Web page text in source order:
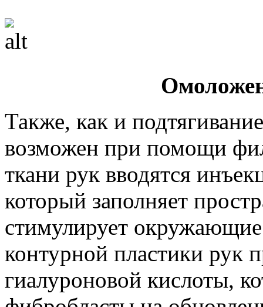
Также, как и
возможен при помощи
ткани рук вводятся
который заполняет
стимулирует
контурной пластики рук
гиалуроновой кислоты,